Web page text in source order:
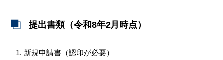
提出書類（令和8年2月時点）
新規申請書（認印が必要）